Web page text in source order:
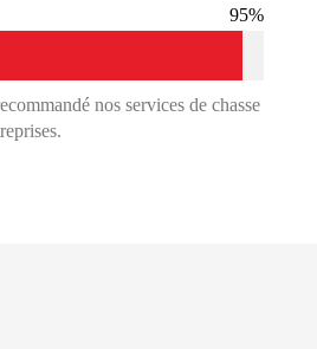
95%
nos services de chasse